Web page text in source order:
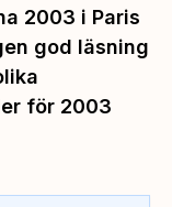
2003 i Paris
god läsning
för 2003